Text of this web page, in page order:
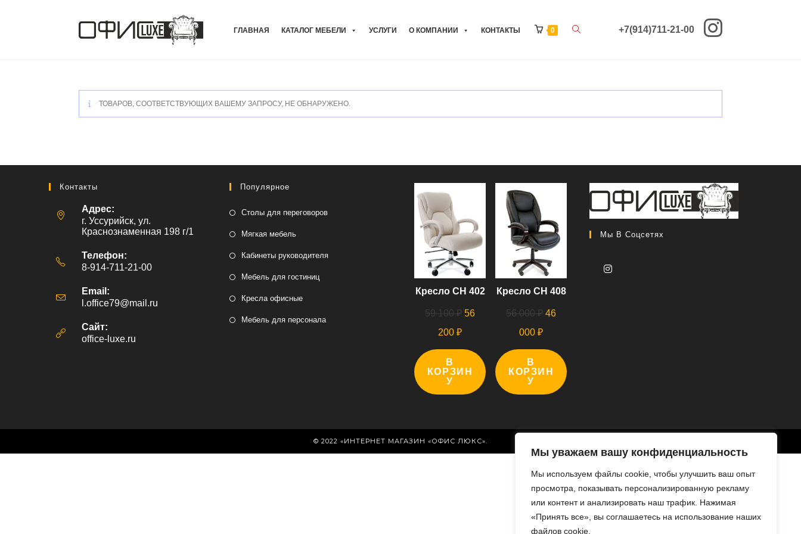
Мы уважаем вашу конфиденциальность
Мы используем файлы cookie, чтобы улучшить ваш опыт
просмотра, показывать персонализированную рекламу
или контент и анализировать наш трафик. Нажимая
«Принять все», вы соглашаетесь на использование наших
файлов cookie.
+7(914)711-21-00
ГЛАВНАЯ КАТАЛОГ МЕБЕЛИ УСЛУГИ О КОМПАНИИ КОНТАКТЫ 0 Переключить
ТОВАРОВ, СООТВЕТСТВУЮЩИХ ВАШЕМУ ЗАПРОСУ, НЕ ОБНАРУЖЕНО.
Контакты
Адрес:
г. Уссурийск, ул.
Краснознаменная 198 г/1
Телефон:
8-914-711-21-00
Email:
l.office79@mail.ru
Сайт:
office-luxe.ru
Популярное
Столы для переговоров
Мягкая мебель
Кабинеты руководителя
Мебель для гостиниц
Кресла офисные
Мебель для персонала
Кресло СН 402
59 100₽ Первоначальная
100 ₽.
56
200₽Текущая
цена:
200 ₽.
В
КОРЗИН
У
Кресло CH 408
56 000₽ Первоначальная
000 ₽.
46
000₽Текущая
цена:
000 ₽.
В
КОРЗИН
У
Мы В Соцсетях
© 2022 «ИНТЕРНЕТ МАГАЗИН «ОФИС ЛЮКС».